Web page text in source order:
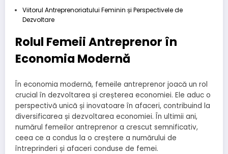
Viitorul Antreprenoriatului Feminin și Perspectivele de
Dezvoltare
Rolul Femeii Antreprenor în
Economia Modernă
În economia modernă, femeile antreprenor joacă un rol
crucial în dezvoltarea și creșterea economiei. Ele aduc o
perspectivă unică și inovatoare în afaceri, contribuind la
diversificarea și dezvoltarea economiei. În ultimii ani,
numărul femeilor antreprenor a crescut semnificativ,
ceea ce a condus la o creștere a numărului de
întreprinderi și afaceri conduse de femei.